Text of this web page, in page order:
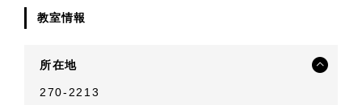
教室情報
所在地
270-2213